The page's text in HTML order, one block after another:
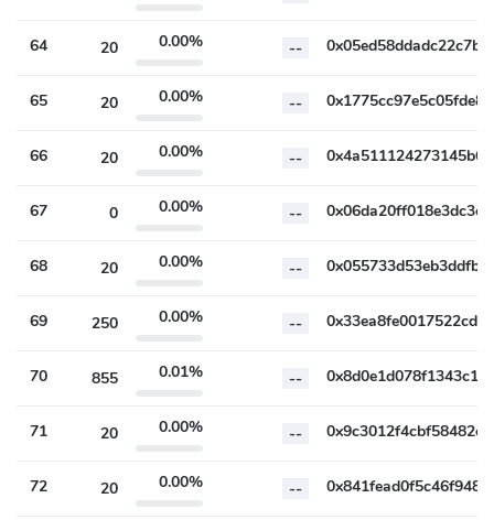
64 20 0.00% --
65 20 0.00% --
66 20 0.00% --
67 0 0.00% --
68 20 0.00% --
69 250 0.00% --
70 855 0.01% --
71 20 0.00% --
72 20 0.00% --